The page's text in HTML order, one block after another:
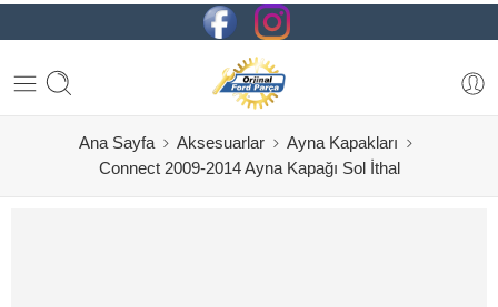
Ana Sayfa Aksesuarlar
Ayna Kapakları
Connect 2009-2014 Ayna Kapağı Sol İthal